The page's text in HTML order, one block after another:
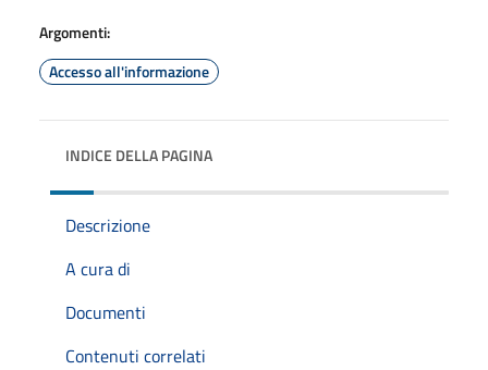
Argomenti:
Accesso all'informazione
INDICE DELLA PAGINA
Descrizione
A cura di
Documenti
Contenuti correlati